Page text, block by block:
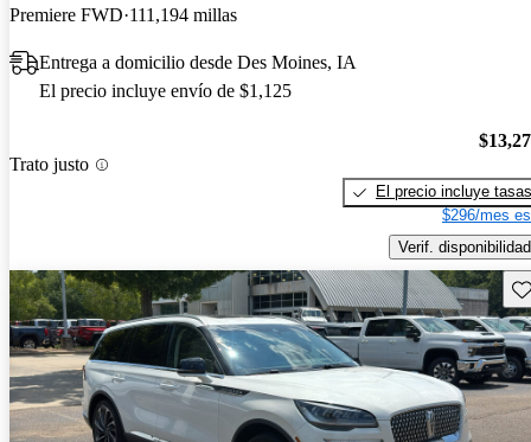
Premiere FWD 111,194 millas
Entrega a domicilio desde Des Moines, IA
El precio incluye envío de $1,125
Trato justo
El precio incluye tasas
$296/mes
Verif. disponibilidad